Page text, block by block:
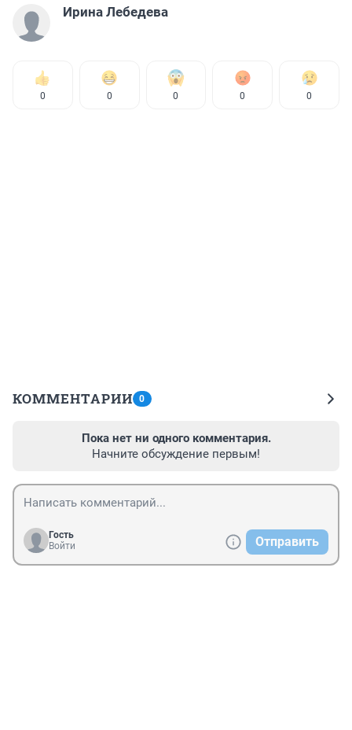
Ирина Лебедева
0 0 0 0 0
КОММЕНТАРИИ 0
Пока нет ни одного комментария.
Начните обсуждение первым!
Гость
Войти
Отправить